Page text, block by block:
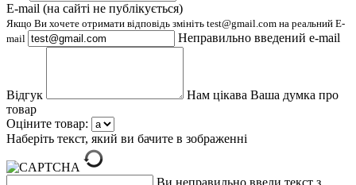
E-mail (на сайті не публікується)
Якщо Ви хочете отримати відповідь змініть test@gmail.com на реальний E-
mail
Неправильно введений e-mail
Відгук
Нам цікава Ваша думка про
товар
Оціните товар:
Наберіть текст, який ви бачите в зображенні
Ви неправильно ввели текст з